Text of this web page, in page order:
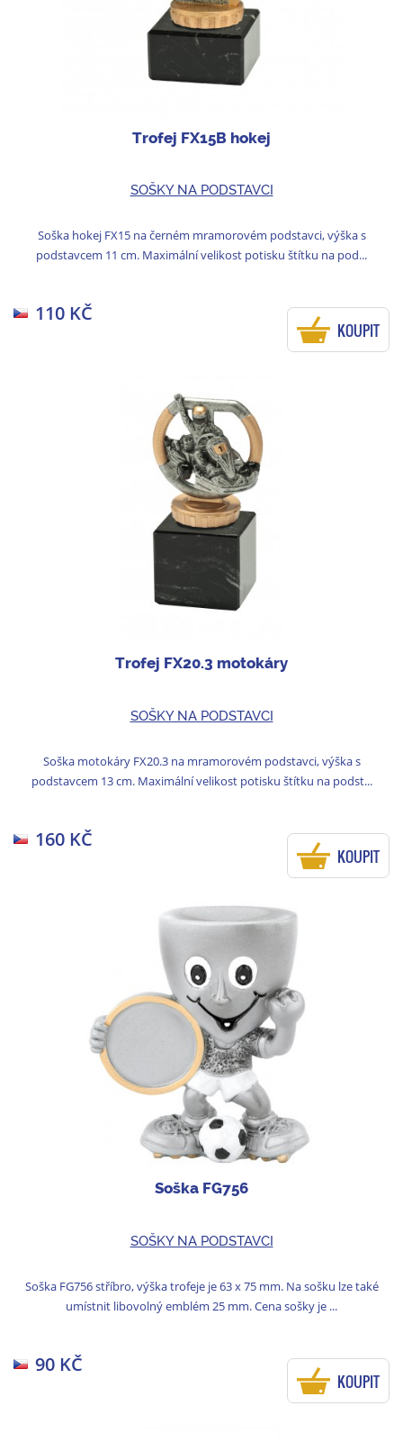
Trofej FX15B hokej
SOŠKY NA PODSTAVCI
Soška hokej FX15 na černém mramorovém podstavci, výška s
podstavcem 11 cm. Maximální velikost potisku štítku na pod...
110 KČ
KOUPIT
Trofej FX20.3 motokáry
SOŠKY NA PODSTAVCI
Soška motokáry FX20.3 na mramorovém podstavci, výška s
podstavcem 13 cm. Maximální velikost potisku štítku na podst...
160 KČ
KOUPIT
Soška FG756
SOŠKY NA PODSTAVCI
Soška FG756 stříbro, výška trofeje je 63 x 75 mm. Na sošku lze také
umístnit libovolný emblém 25 mm. Cena sošky je ...
90 KČ
KOUPIT